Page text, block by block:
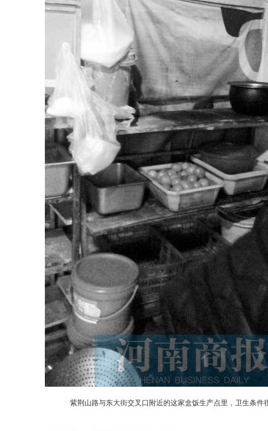
紫荆山路与东大街交叉口附近的这家盒饭生产点里，卫生条件